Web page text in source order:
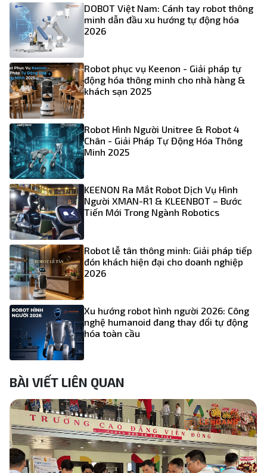
DOBOT Việt Nam: Cánh tay robot thông
minh dẫn đầu xu hướng tự động hóa
2026
Robot phục vụ Keenon - Giải pháp tự
động hóa thông minh cho nhà hàng &
khách sạn 2025
Robot Hình Người Unitree & Robot 4
Chân - Giải Pháp Tự Động Hóa Thông
Minh 2025
KEENON Ra Mắt Robot Dịch Vụ Hình
Người XMAN-R1 & KLEENBOT – Bước
Tiến Mới Trong Ngành Robotics
Robot lễ tân thông minh: Giải pháp tiếp
đón khách hiện đại cho doanh nghiệp
2026
Xu hướng robot hình người 2026: Công
nghệ humanoid đang thay đổi tự động
hóa toàn cầu
BÀI VIẾT LIÊN QUAN